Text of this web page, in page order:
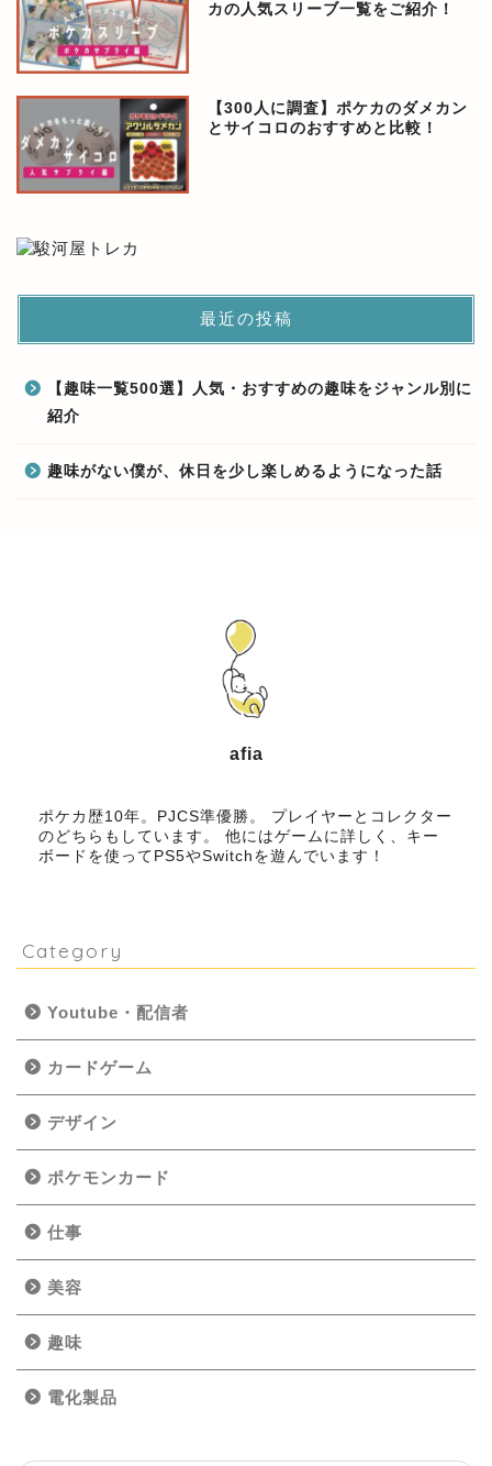
カの人気スリーブ一覧をご紹介！
【300人に調査】ポケカのダメカン
とサイコロのおすすめと比較！
最近の投稿
【趣味一覧500選】人気・おすすめの趣味をジャンル別に
紹介
趣味がない僕が、休日を少し楽しめるようになった話
afia
ポケカ歴10年。PJCS準優勝。 プレイヤーとコレクター
のどちらもしています。 他にはゲームに詳しく、キー
ボードを使ってPS5やSwitchを遊んでいます！
Category
Youtube・配信者
カードゲーム
デザイン
ポケモンカード
仕事
美容
趣味
電化製品